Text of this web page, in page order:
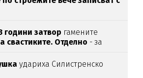
години затвор гамените
свастиките. Отделно - за
удариха Силистренско